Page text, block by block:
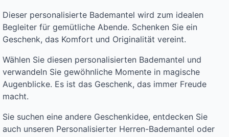
Dieser personalisierte Bademantel wird zum idealen
Begleiter für gemütliche Abende. Schenken Sie ein
Geschenk, das Komfort und Originalität vereint.
Wählen Sie diesen personalisierten Bademantel und
verwandeln Sie gewöhnliche Momente in magische
Augenblicke. Es ist das Geschenk, das immer Freude
macht.
Sie suchen eine andere Geschenkidee, entdecken Sie
auch unseren Personalisierter Herren-Bademantel oder